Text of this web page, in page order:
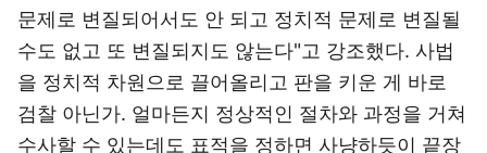
문제로 변질되어서도 안 되고 정치적 문제로 변질될
수도 없고 또 변질되지도 않는다"고 강조했다. 사법
을 정치적 차원으로 끌어올리고 판을 키운 게 바로
검찰 아닌가. 얼마든지 정상적인 절차와 과정을 거쳐
수사할 수 있는데도 표적을 정하면 사냥하듯이 끝장